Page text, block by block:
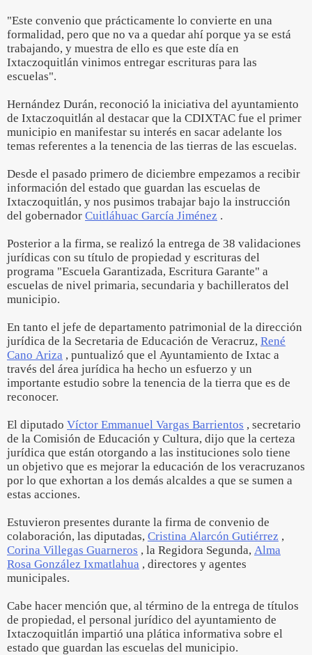
"Este convenio que prácticamente lo convierte en una
formalidad, pero que no va a quedar ahí porque ya se está
trabajando, y muestra de ello es que este día en
Ixtaczoquitlán vinimos entregar escrituras para las
escuelas".
Hernández Durán, reconoció la iniciativa del ayuntamiento
de Ixtaczoquitlán al destacar que la CDIXTAC fue el primer
municipio en manifestar su interés en sacar adelante los
temas referentes a la tenencia de las tierras de las escuelas.
Desde el pasado primero de diciembre empezamos a recibir
información del estado que guardan las escuelas de
Ixtaczoquitlán, y nos pusimos trabajar bajo la instrucción
del gobernador Cuitláhuac García Jiménez .
Posterior a la firma, se realizó la entrega de 38 validaciones
jurídicas con su título de propiedad y escrituras del
programa "Escuela Garantizada, Escritura Garante" a
escuelas de nivel primaria, secundaria y bachilleratos del
municipio.
En tanto el jefe de departamento patrimonial de la dirección
jurídica de la Secretaria de Educación de Veracruz, René
Cano Ariza , puntualizó que el Ayuntamiento de Ixtac a
través del área jurídica ha hecho un esfuerzo y un
importante estudio sobre la tenencia de la tierra que es de
reconocer.
El diputado Víctor Emmanuel Vargas Barrientos , secretario
de la Comisión de Educación y Cultura, dijo que la certeza
jurídica que están otorgando a las instituciones solo tiene
un objetivo que es mejorar la educación de los veracruzanos
por lo que exhortan a los demás alcaldes a que se sumen a
estas acciones.
Estuvieron presentes durante la firma de convenio de
colaboración, las diputadas, Cristina Alarcón Gutiérrez ,
Corina Villegas Guarneros , la Regidora Segunda, Alma
Rosa González Ixmatlahua , directores y agentes
municipales.
Cabe hacer mención que, al término de la entrega de títulos
de propiedad, el personal jurídico del ayuntamiento de
Ixtaczoquitlán impartió una plática informativa sobre el
estado que guardan las escuelas del municipio.